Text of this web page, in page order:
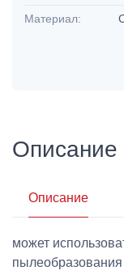
Материал:
Описание
Описание
может
пылеобразования